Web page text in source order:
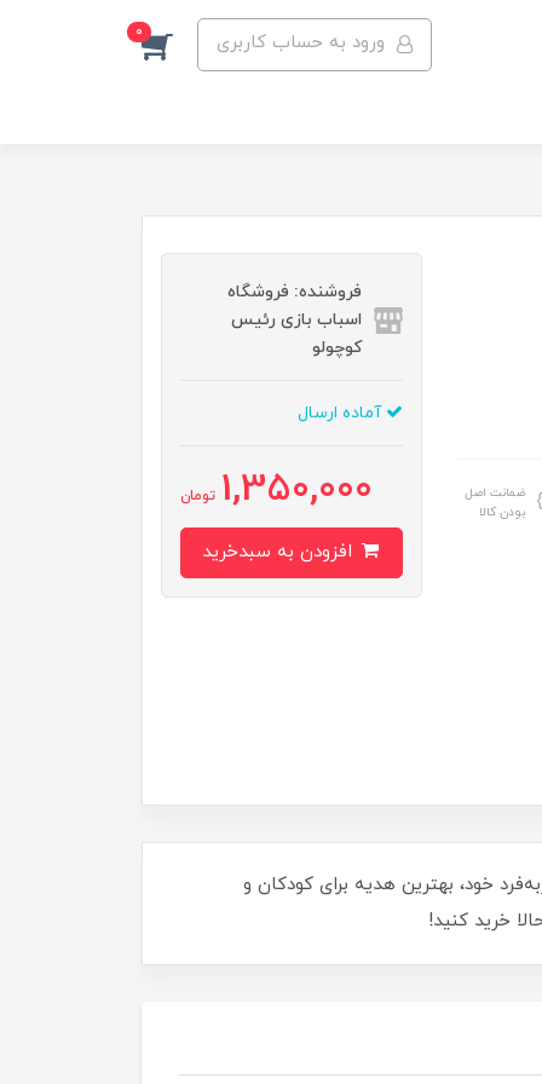
ورود به حساب کاربری 0
ضمانت اصل
بودن کالا
فروشنده: فروشگاه
اسباب بازی رئیس
کوچولو
آماده ارسال
1,350,000 تومان
خود، بهترین هدیه برای کودکان و